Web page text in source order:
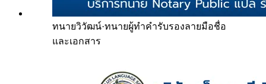
ทนายวิวัฒน์·ทนายผู้ทำคำรับรองลายมือชื่อ
และเอกสาร